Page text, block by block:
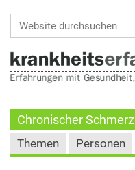
Chronischer Schmerz
Themen Personen